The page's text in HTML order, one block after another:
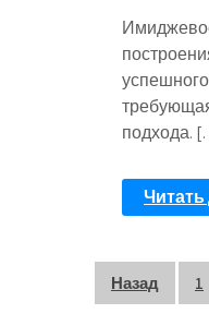
подхода.
Назад 1